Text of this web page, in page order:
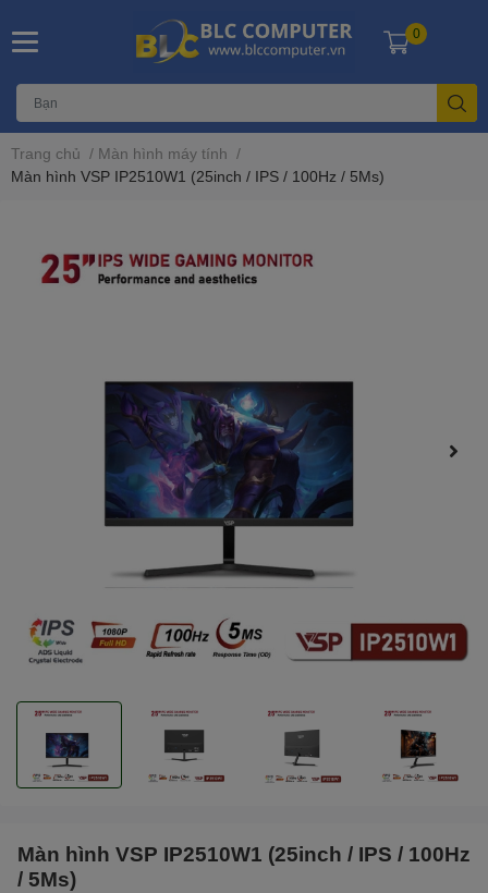
0
Trang chủ / Màn hình máy tính /
Màn hình VSP IP2510W1 (25inch / IPS / 100Hz / 5Ms)
Màn hình VSP IP2510W1 (25inch / IPS / 100Hz
/ 5Ms)